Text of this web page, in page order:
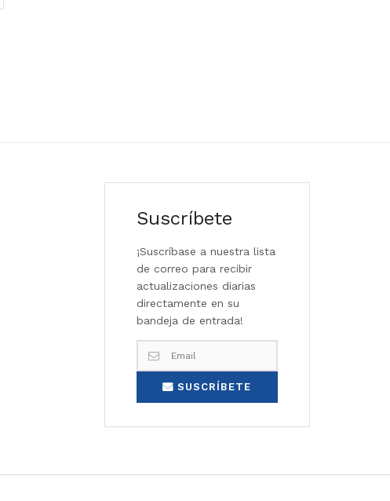
Suscríbete
¡Suscríbase a nuestra lista
de correo para recibir
actualizaciones diarias
directamente en su
bandeja de entrada!
SUSCRÍBETE